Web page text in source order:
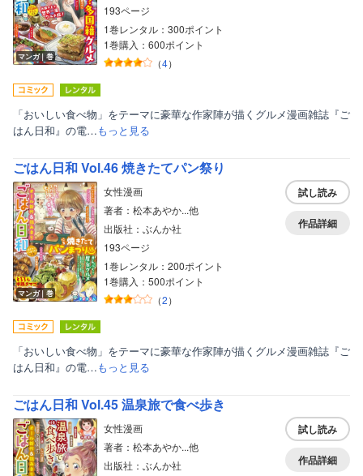
マンガ｜巻
193ページ
1巻レンタル：300ポイント
1巻購入：600ポイント
（4）
「おいしい食べ物」をテーマに豪華な作家陣が描くグルメ漫画雑誌『ご
はん日和』の電…もっと見る
ごはん日和 Vol.46 焼きたてパン祭り
マンガ｜巻
女性漫画
著者：松本あやか...他
出版社：ぶんか社
193ページ
1巻レンタル：200ポイント
1巻購入：500ポイント
（2）
試し読み
作品詳細
「おいしい食べ物」をテーマに豪華な作家陣が描くグルメ漫画雑誌『ご
はん日和』の電…もっと見る
ごはん日和 Vol.45 温泉旅で食べ歩き
女性漫画
著者：松本あやか...他
出版社：ぶんか社
試し読み
作品詳細